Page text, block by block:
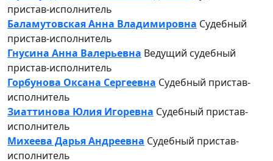
пристав-исполнитель
Баламутовская Анна Владимировна Судебный
пристав-исполнитель
Гнусина Анна Валерьевна Ведущий судебный
пристав-исполнитель
Горбунова Оксана Сергеевна Судебный пристав-
исполнитель
Зиаттинова Юлия Игоревна Судебный пристав-
исполнитель
Михеева Дарья Андреевна Судебный пристав-
исполнитель